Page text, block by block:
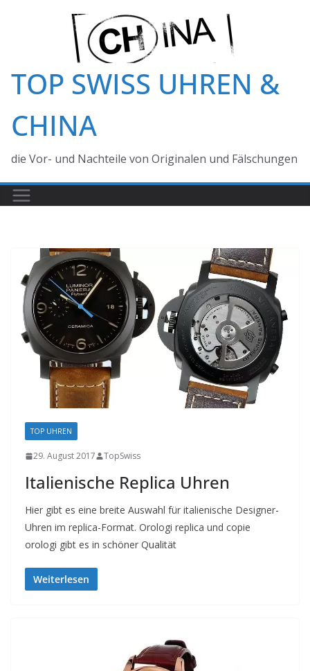
TOP SWISS UHREN &
CHINA
die Vor- und Nachteile von Originalen und Fälschungen
TOP UHREN
29. August 2017 TopSwiss
Italienische Replica Uhren
Hier gibt es eine breite Auswahl für italienische Designer-
Uhren im replica-Format. Orologi replica und copie
orologi gibt es in schöner Qualität
Weiterlesen